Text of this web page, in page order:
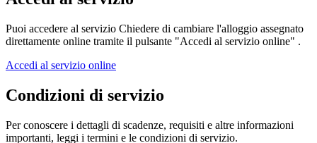
Puoi accedere al servizio Chiedere di cambiare l'alloggio assegnato
direttamente online tramite il pulsante "Accedi al servizio online" .
Accedi al servizio online
Condizioni di servizio
Per conoscere i dettagli di scadenze, requisiti e altre informazioni
importanti, leggi i termini e le condizioni di servizio.